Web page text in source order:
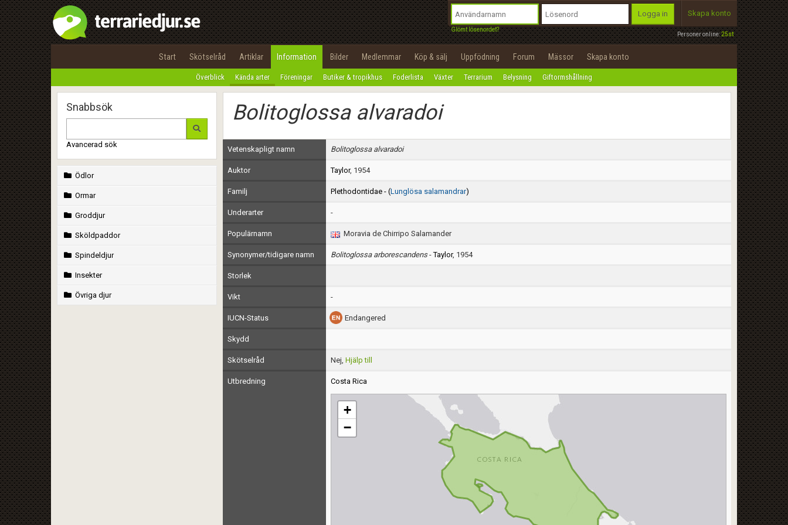
Personer online:25st
Logga in
Glömt lösenordet?
Skapa konto
Start Skötselråd Artiklar Information Bilder Medlemmar Köp & sälj Uppfödning Forum Mässor Skapa konto
Överblick Kända arter Föreningar Butiker & tropikhus Foderlista Växter Terrarium Belysning Giftormshållning
Snabbsök
Avancerad sök
Ödlor
Ormar
Groddjur
Sköldpaddor
Spindeldjur
Insekter
Övriga djur
Bolitoglossa alvaradoi
Vetenskapligt namn Bolitoglossa alvaradoi
Auktor Taylor, 1954
Familj Plethodontidae - (Lunglösa salamandrar)
Underarter -
Populärnamn Moravia de Chirripo Salamander
Synonymer/tidigare namn Bolitoglossa arborescandens-Taylor, 1954
Storlek
Vikt -
IUCN-Status Endangered
Skydd
Skötselråd Nej, Hjälp till
Utbredning Costa Rica
+
−
Utför
100%
OK
integritetspolicy
Namn:
Epost:
Användarnamn:
Lösenord:
Privacy Policy
Terms of Service
Begär nytt lösenord
Tillbaka till förstasidan